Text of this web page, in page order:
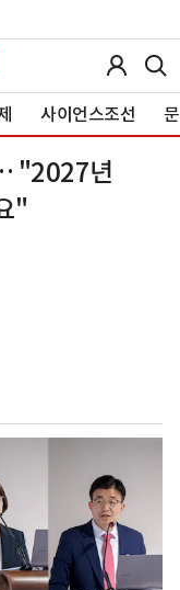
사이언스조선
"2027년
"